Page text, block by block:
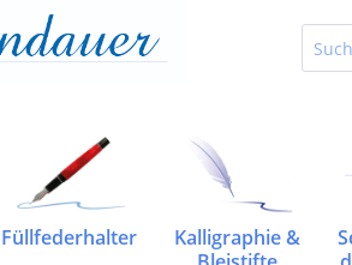
Füllfederhalter
Kalligraphie &